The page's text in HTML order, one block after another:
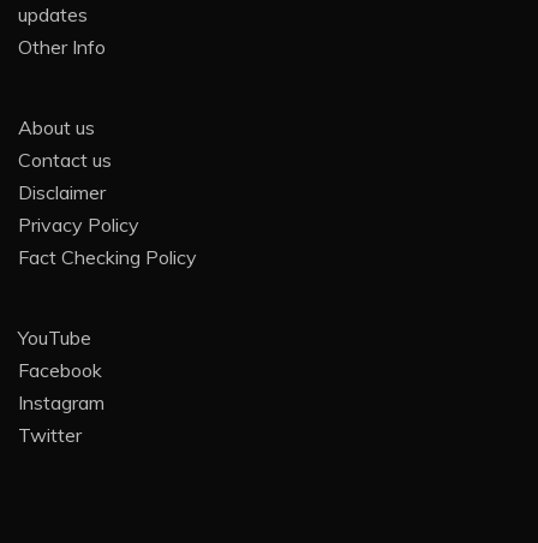
updates
Other Info
About us
Contact us
Disclaimer
Privacy Policy
Fact Checking Policy
YouTube
Facebook
Instagram
Twitter